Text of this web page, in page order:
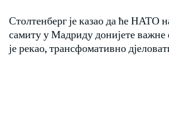
Столтенберг је казао да ће НАТО
самиту у Мадриду донијете важне
је рекао, трансфомативно